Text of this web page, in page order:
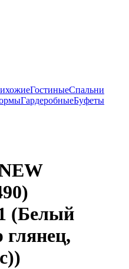
ГостиныеСпальни
ГардеробныеБуфеты
(Белый